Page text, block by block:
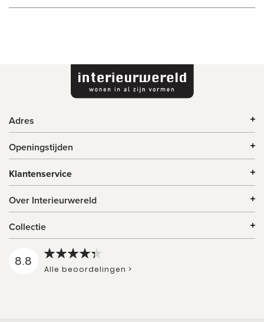
Adres
Openingstijden
Klantenservice
Over Interieurwereld
Collectie
8.8
Alle beoordelingen >